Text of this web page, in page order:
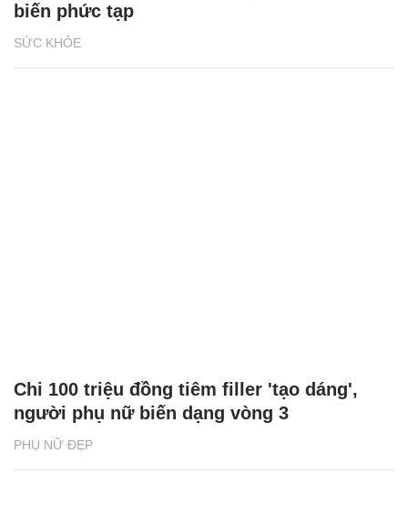
SỨC KHỎE
biến phức tạp
PHỤ NỮ ĐẸP
Chi 100 triệu đồng tiêm filler 'tạo dáng',
người phụ nữ biến dạng vòng 3